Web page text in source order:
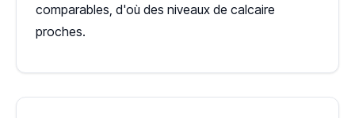
comparables, d'où des niveaux de calcaire
proches.